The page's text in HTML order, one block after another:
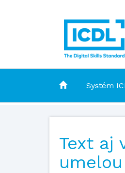
Systém
Text aj